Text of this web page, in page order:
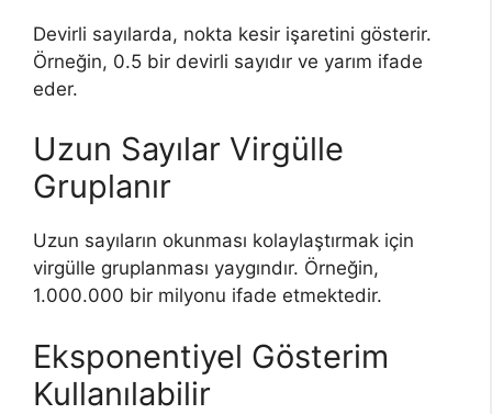
Devirli sayılarda, nokta kesir işaretini gösterir.
Örneğin, 0.5 bir devirli sayıdır ve yarım ifade
eder.
Uzun Sayılar Virgülle
Gruplanır
Uzun sayıların okunması kolaylaştırmak için
virgülle gruplanması yaygındır. Örneğin,
1.000.000 bir milyonu ifade etmektedir.
Eksponentiyel Gösterim
Kullanılabilir